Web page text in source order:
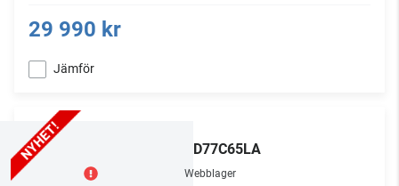
29 990 kr
Jämför
OLED77C65LA
Webblager